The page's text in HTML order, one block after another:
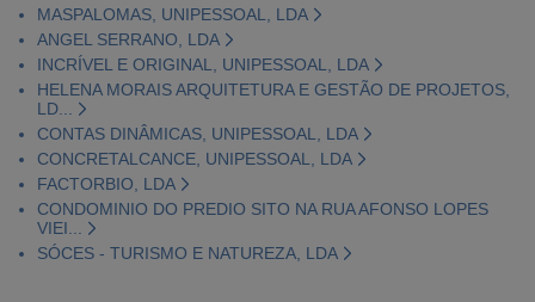
MASPALOMAS, UNIPESSOAL, LDA
ANGEL SERRANO, LDA
INCRÍVEL E ORIGINAL, UNIPESSOAL, LDA
HELENA MORAIS ARQUITETURA E GESTÃO DE PROJETOS,
LD...
CONTAS DINÂMICAS, UNIPESSOAL, LDA
CONCRETALCANCE, UNIPESSOAL, LDA
FACTORBIO, LDA
CONDOMINIO DO PREDIO SITO NA RUA AFONSO LOPES
VIEI...
SÓCES - TURISMO E NATUREZA, LDA